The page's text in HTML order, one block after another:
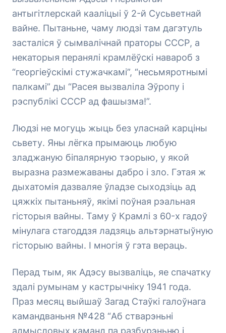
антыгітлерскай кааліцыі ў 2-й Сусьветнай
вайне. Пытаньне, чаму людзі там дагэтуль
засталіся ў сымвалічнай праторы СССР, а
некаторыя перанялі крамлёўскі навароб з
“георгіеўскімі стужачкамі”, “несьмяротнымі
палкамі” ды “Расея вызваліла Эўропу і
рэспублікі СССР ад фашызма!”.
Людзі не могуць жыць без уласнай карціны
сьвету. Яны лёгка прымаюць любую
зладжаную біпалярную тэорыю, у якой
выразна размежаваны дабро і зло. Гэтая ж
дыхатомія дазваляе ўладзе сыходзіць ад
цяжкіх пытаньняў, якімі поўная рэальная
гісторыя вайны. Таму ў Крамлі з 60-х гадоў
мінулага стагоддзя ладзяць альтэрнатыўную
гісторыю вайны. І многія ў гэта вераць.
Перад тым, як Адэсу вызваліць, яе спачатку
здалі румынам у кастрычніку 1941 года.
Праз месяц выйшаў Загад Стаўкі галоўнага
камандваньня №428 “Аб стварэньні
адмысловых каманд па разбурэньню і